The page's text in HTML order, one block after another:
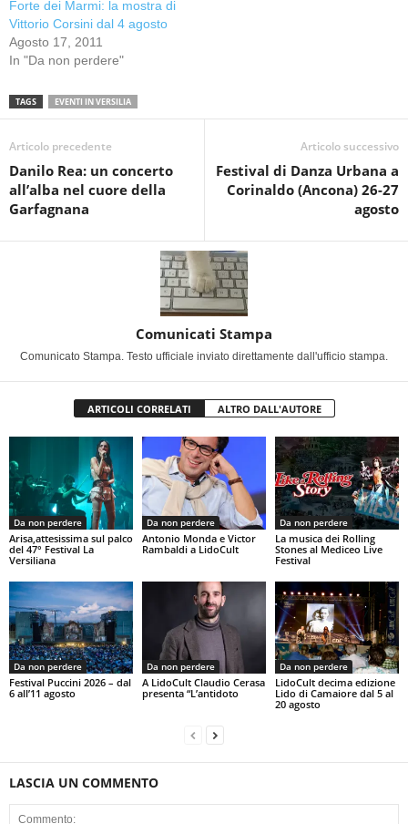
Forte dei Marmi: la mostra di
Vittorio Corsini dal 4 agosto
Agosto 17, 2011
In "Da non perdere"
TAGS EVENTI IN VERSILIA
Articolo precedente
Danilo Rea: un concerto
all’alba nel cuore della
Garfagnana
Articolo successivo
Festival di Danza Urbana a
Corinaldo (Ancona) 26-27
agosto
Comunicati Stampa
Comunicato Stampa. Testo ufficiale inviato direttamente dall'ufficio stampa.
ARTICOLI CORRELATI ALTRO DALL'AUTORE
Da non perdere
Arisa,attesissima sul palco
del 47° Festival La
Versiliana
Da non perdere
Antonio Monda e Victor
Rambaldi a LidoCult
Da non perdere
La musica dei Rolling
Stones al Mediceo Live
Festival
Da non perdere
Festival Puccini 2026 – dal
6 all’11 agosto
Da non perdere
A LidoCult Claudio Cerasa
presenta “L’antidoto
Da non perdere
LidoCult decima edizione
Lido di Camaiore dal 5 al
20 agosto
LASCIA UN COMMENTO